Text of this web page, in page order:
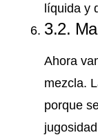
líquida y
3.2.
Ahora
mezcla.
porque